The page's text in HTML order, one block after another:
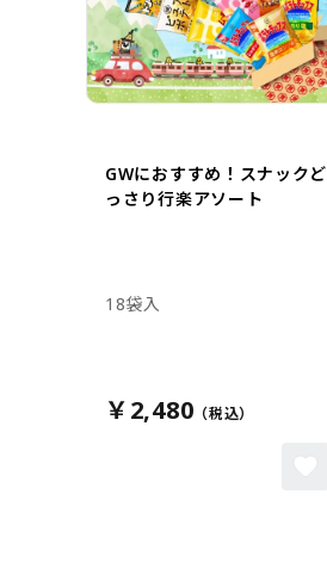
GWにおすすめ！スナックど
っさり行楽アソート
18袋入
￥2,480